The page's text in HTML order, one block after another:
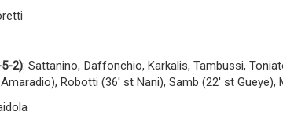
5-2): Sattanino, Daffonchio, Karkalis, Tambussi,
Robotti (36' st Nani), Samb (22' st Gueye),